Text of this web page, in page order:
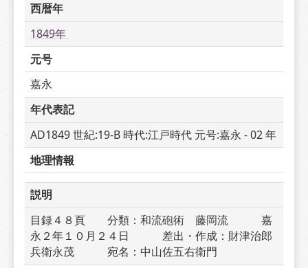
西暦年
1849年
元号
嘉永
年代表記
AD1849 世紀:19-B 時代:江戸時代 元号:嘉永 - 02 年
地理情報
説明
目録４８頁　　分類：和流砲術　藤岡流　　　嘉
永２年１０月２４日　　　差出・作成：財津治郎
兵衛永茂　　　宛名：中山佐五右衛門